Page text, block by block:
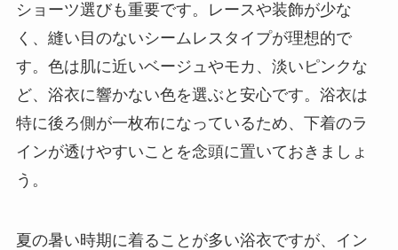
ショーツ選びも重要です。レースや装飾が少な
く、縫い目のないシームレスタイプが理想的で
す。色は肌に近いベージュやモカ、淡いピンクな
ど、浴衣に響かない色を選ぶと安心です。浴衣は
特に後ろ側が一枚布になっているため、下着のラ
インが透けやすいことを念頭に置いておきましょ
う。
夏の暑い時期に着ることが多い浴衣ですが、イン